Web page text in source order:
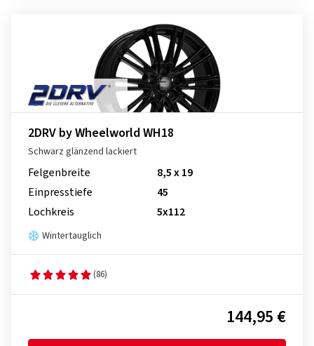
2DRV by Wheelworld WH18
Schwarz glänzend lackiert
Felgenbreite
8,5 x 19
Einpresstiefe
45
Lochkreis
5x112
Wintertauglich
(86)
144,95 €